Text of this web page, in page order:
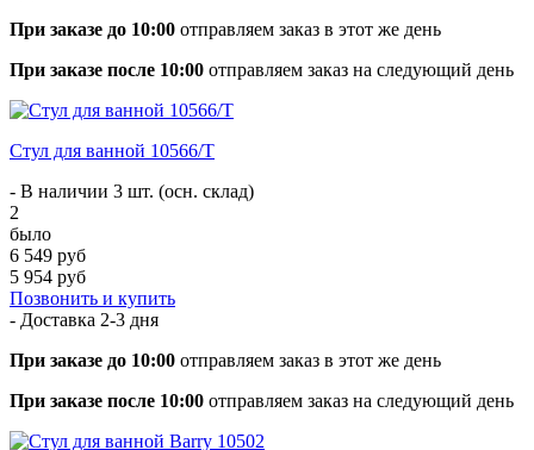
При заказе до 10:00 отправляем заказ в этот же день
При заказе после 10:00 отправляем заказ на следующий день
Стул для ванной 10566/T
- В наличии 3 шт. (осн. склад)
2
было
6 549 руб
5 954 руб
Позвонить и купить
- Доставка 2-3 дня
При заказе до 10:00 отправляем заказ в этот же день
При заказе после 10:00 отправляем заказ на следующий день